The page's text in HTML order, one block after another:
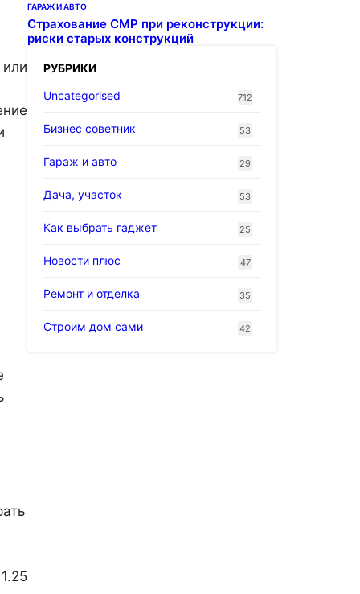
ГАРАЖ И АВТО
Страхование СМР при реконструкции:
риски старых конструкций
РУБРИКИ
Uncategorised
712
Бизнес советник 53
Гараж и авто 29
Дача, участок 53
Как выбрать гаджет 25
Новости плюс 47
Ремонт и отделка 35
Строим дом сами 42